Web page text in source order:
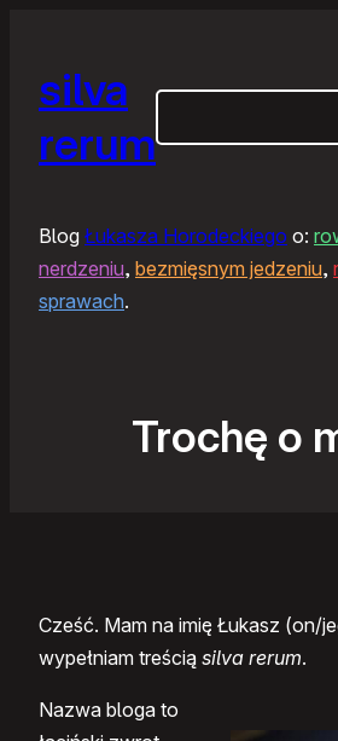
silva
rerum
Blog Łukasza Horodeckiego o:
nerdzeniu, bezmięsnym jedzeniu,
sprawach.
Trochę o
Cześć. Mam na imię Łukasz (on/
wypełniam treścią silva rerum.
Nazwa bloga to